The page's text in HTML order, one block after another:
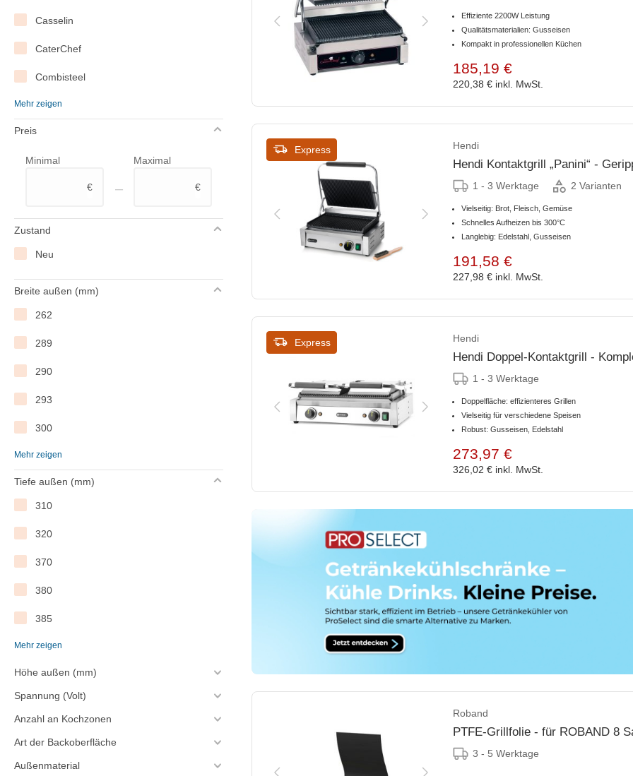
Casselin
CaterChef
Combisteel
Hendi
Lincat
MilanToast
Roband
Mehr zeigen
Preis
Minimal
€ –
Maximal
€
Zustand
Neu
Breite außen (mm)
262
289
290
293
300
307
320
331
370
380
406
410
425
436
439
Mehr zeigen
Tiefe außen (mm)
310
320
370
380
385
395
400
410
Mehr zeigen
Höhe außen (mm)
Spannung (Volt)
Anzahl an Kochzonen
Art der Backoberfläche
Außenmaterial
Effiziente 2200W Leistung
Qualitätsmaterialien: Gusseisen
Kompakt in professionellen Küchen
185,19 €
220,38 € inkl. MwSt.
Express Hendi
Hendi Kontaktgrill „Panini“ -
1 - 3 Werktage 2 Varianten
Vielseitig: Brot, Fleisch, Gemüse
Schnelles Aufheizen bis 300°C
Langlebig: Edelstahl, Gusseisen
191,58 €
227,98 € inkl. MwSt.
Express Hendi
Hendi Doppel-Kontaktgrill -
1 - 3 Werktage
Doppelfläche: effizienteres Grillen
Vielseitig für verschiedene Speisen
Robust: Gusseisen, Edelstahl
273,97 €
326,02 € inkl. MwSt.
Roband
PTFE-Grillfolie - für ROBAND 8
3 - 5 Werktage